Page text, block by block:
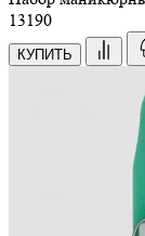
13190
КУПИТЬ